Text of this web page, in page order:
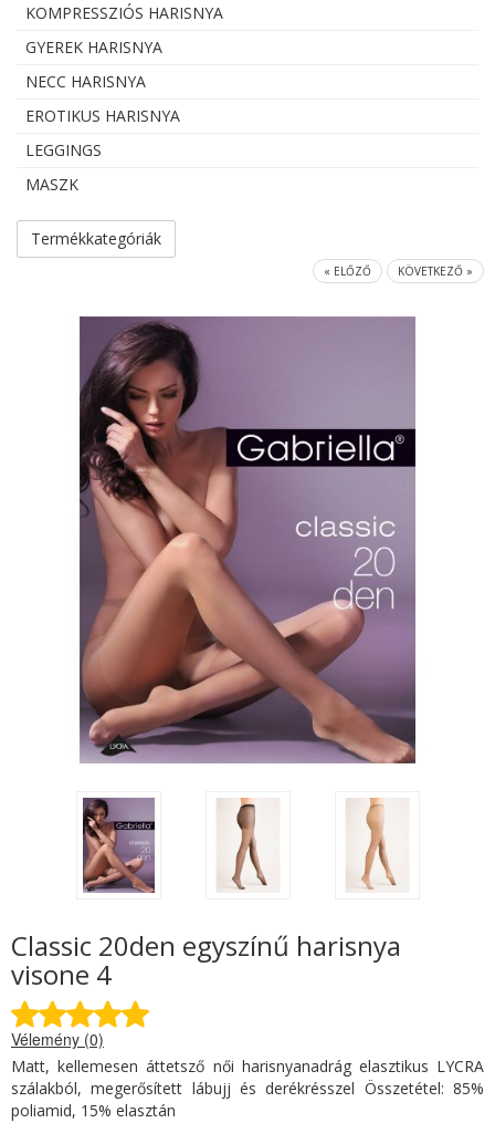
KOMPRESSZIÓS HARISNYA
GYEREK HARISNYA
NECC HARISNYA
EROTIKUS HARISNYA
LEGGINGS
MASZK
Termékkategóriák
« ELŐZŐ KÖVETKEZŐ »
Classic 20den egyszínű harisnya
visone 4
Vélemény (0)
Matt, kellemesen áttetsző női harisnyanadrág elasztikus LYCRA
szálakból, megerősített lábujj és derékrésszel Összetétel: 85%
poliamid, 15% elasztán